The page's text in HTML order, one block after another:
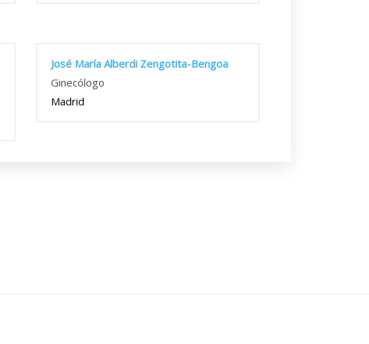
José María Alberdi Zengotita-Bengoa
Ginecólogo
Madrid